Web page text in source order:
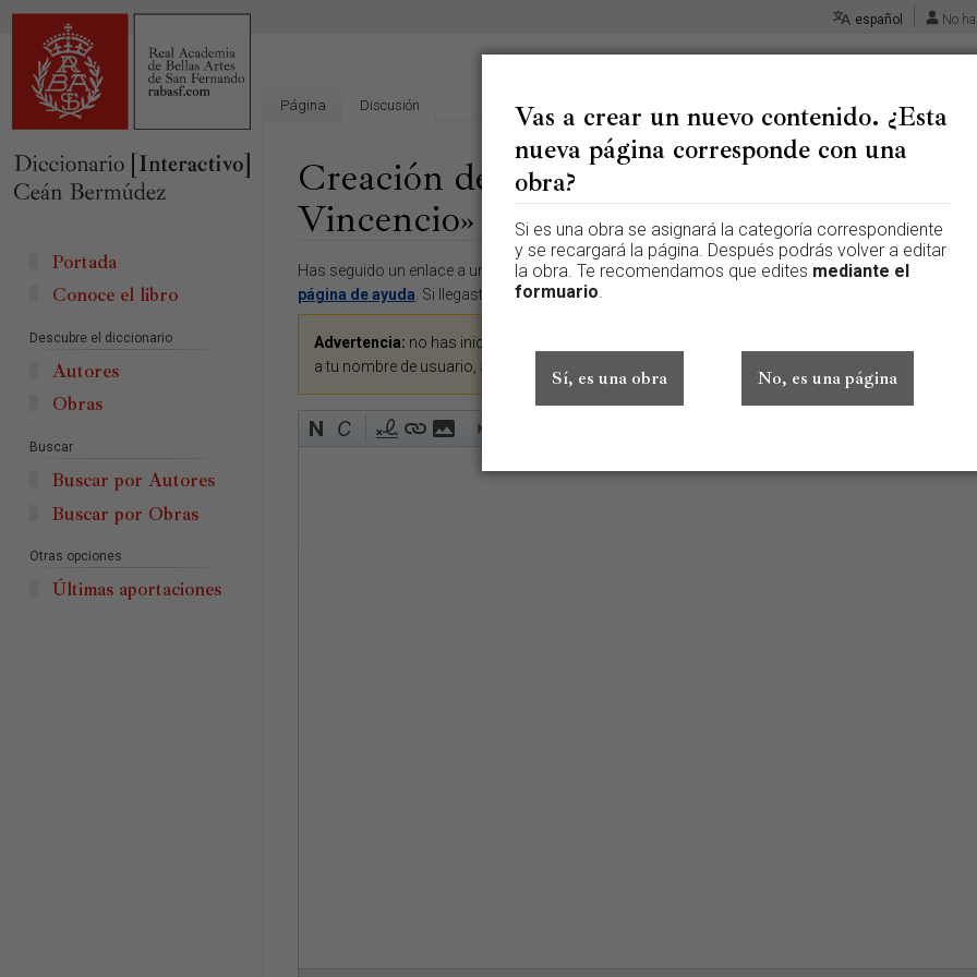
Creación de «Discusión:San Bruno
Vincencio»
Ir
a
la
navegación
Ir
a
la
búsqueda
Has seguido un enlace a una página que aún no existe. Para crear esta página, escribe en el
página de ayuda. Si llegaste aquí por error, vuelve a la página anterior.
Advertencia: no has iniciado sesión. Tu dirección IP se hará pública si haces cualquier edición. Si
a tu nombre de usuario, además de otros beneficios.
Vas a crear un nuevo contenido. ¿Esta
nueva página corresponde con una
obra?
Si es una obra se asignará la categoría correspondiente
y se recargará la página. Después podrás volver a editar
la obra. Te recomendamos que edites mediante el
formuario.
Sí, es una obra No, es una página
español No
Página Discusión
Portada
Conoce el libro
Descubre el diccionario
Autores
Obras
Buscar
Buscar por Autores
Buscar por Obras
Otras opciones
Últimas aportaciones